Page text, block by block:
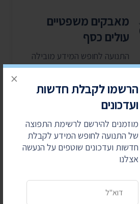
הרשמו לקבלת חדשות
ועדכונים
מוזמנים להירשם לרשימת התפוצה
של התנועה לחופש המידע לקבלת
חדשות ועדכונים שוטפים על הנעשה
אצלנו
×
מאבקים משפטיים
עולים כסף
התנועה לחופש המידע מובילה
את מהפכת השקיפות ומחזירה
להמשיך אנחנו זקוקים
לתמיכתם
כן, אני רוצה לתמוך